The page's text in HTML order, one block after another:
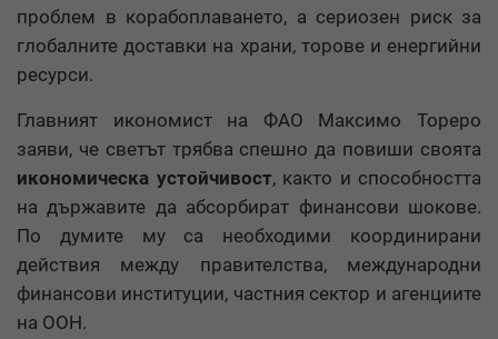
проблем в корабоплаването, а сериозен риск за
глобалните доставки на храни, торове и енергийни
ресурси.
Главният икономист на ФАО Максимо Тореро
заяви, че светът трябва спешно да повиши своята
икономическа устойчивост, както и способността
на държавите да абсорбират финансови шокове.
По думите му са необходими координирани
действия между правителства, международни
финансови институции, частния сектор и агенциите
на ООН.